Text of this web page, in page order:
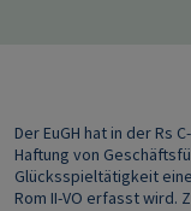
Der EuGH hat in der Rs
Haftung von
Glücksspieltätigkeit
Rom II-VO erfasst wird.